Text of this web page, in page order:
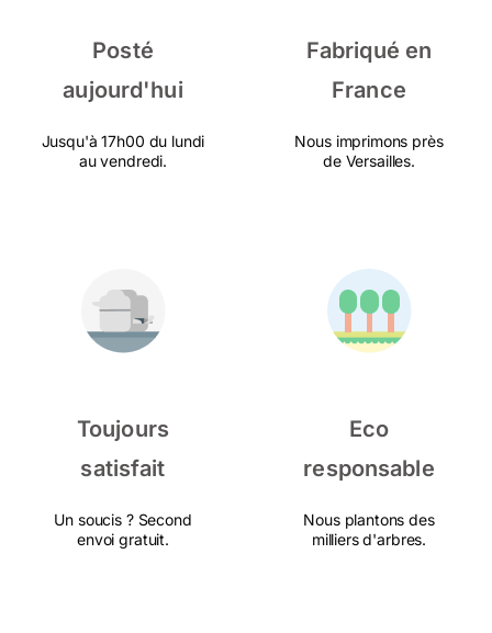
Posté
aujourd'hui
Jusqu'à 17h00 du lundi
au vendredi.
Fabriqué en
France
Nous imprimons près
de Versailles.
Toujours
satisfait
Un soucis ? Second
envoi gratuit.
Eco
responsable
Nous plantons des
milliers d'arbres.